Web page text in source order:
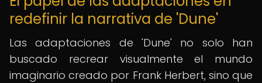
redefinir la narrativa de 'Dune'
Las adaptaciones de 'Dune' no solo han
buscado recrear visualmente el mundo
imaginario creado por Frank Herbert, sino que